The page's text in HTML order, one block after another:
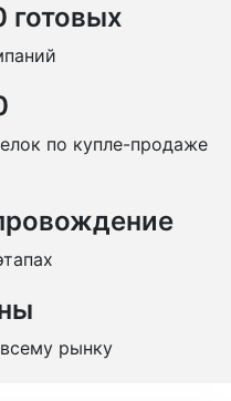
готовых
по купле-продаже
рынку